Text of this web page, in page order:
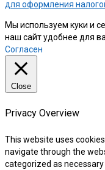
для оформления
Мы используем куки и
наш сайт удобнее для
Согласен
Close
Privacy Overview
This website uses
navigate through the
categorized as